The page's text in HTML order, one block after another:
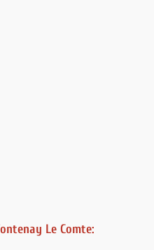
Le Comte: